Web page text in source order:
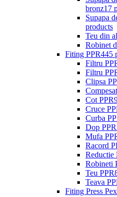
bronz17
Supapa
products
Teu din
Robinet
Fiting PPR445
Filtru
Filtru
Clipsa
Cot PPR
Cruce
Curba
Dop PPR
Mufa
Racord
Reductie
Robineti
Teu PPR
Teava
Fiting Press